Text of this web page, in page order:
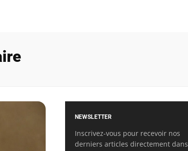
NEWSLETTER
Inscrivez-vous pour recevoir nos
derniers articles directement dans